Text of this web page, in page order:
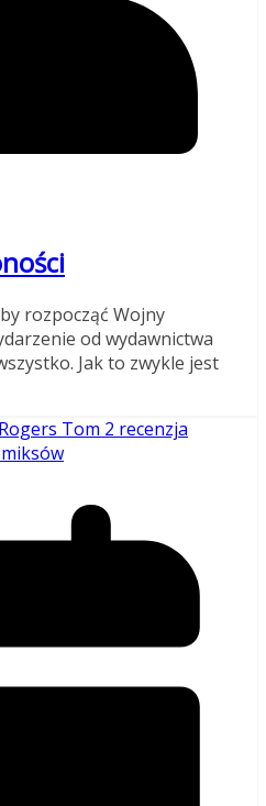
rozpocząć Wojny
od wydawnictwa
Jak to zwykle jest